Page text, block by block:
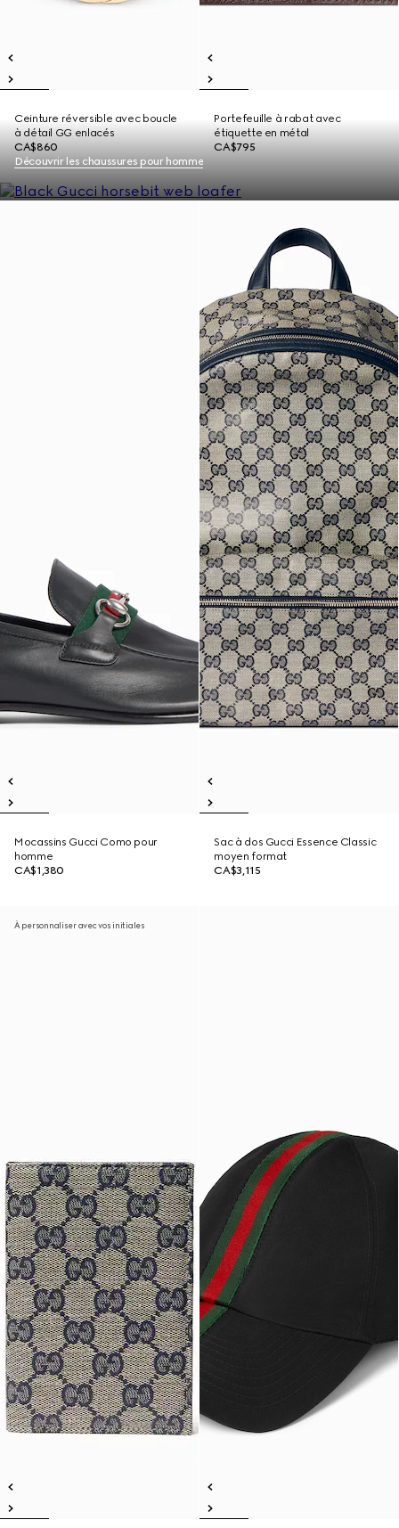
Ceinture réversible avec boucle
à détail GG enlacés
CA$860
Portefeuille à rabat avec
étiquette en métal
CA$795
Découvrir les chaussures pour homme
Mocassins Gucci Como pour
homme
CA$1,380
Sac à dos Gucci Essence Classic
moyen format
CA$3,115
À personnaliser avec vos initiales